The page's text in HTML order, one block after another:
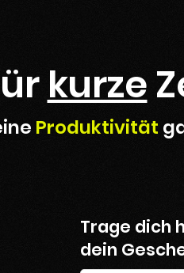
kurze
Produktivität
Trage dich
dein